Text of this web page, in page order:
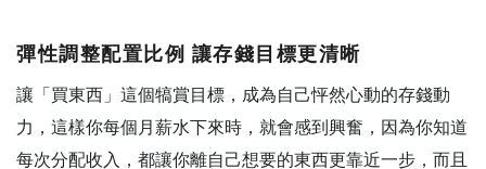
彈性調整配置比例 讓存錢目標更清晰
讓「買東西」這個犒賞目標，成為自己怦然心動的存錢動
力，這樣你每個月薪水下來時，就會感到興奮，因為你知道
每次分配收入，都讓你離自己想要的東西更靠近一步，而且